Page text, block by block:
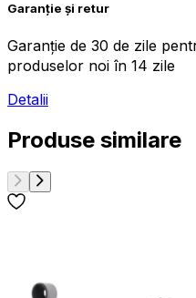
Garanție și retur
Garanție de 30 de zile
produselor noi în 14 zile
Detalii
Produse similare